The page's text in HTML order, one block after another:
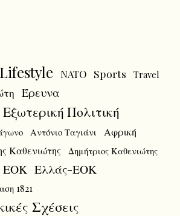
Lifestyle NATO Sports Travel
Έρευνα
Πολιτική
Αντόνιο Ταγιάνι Αφρική
Καθενιώτης Δημήτριος Καθενιώτης
ΕΟΚ Ελλάς-ΕΟΚ
1821
Σχέσεις